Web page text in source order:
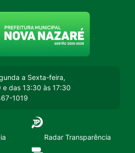
menu principal
a Sexta-feira,
e das 13:30 às 17:30
1019
Radar Transparência